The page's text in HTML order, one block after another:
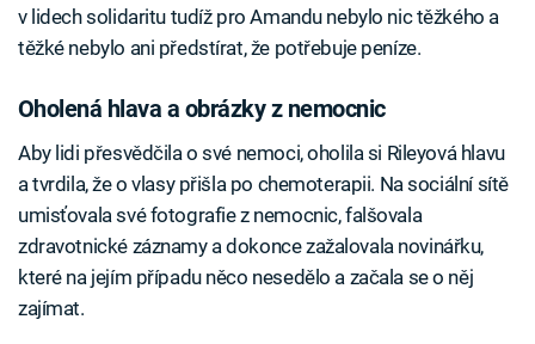
v lidech solidaritu tudíž pro Amandu nebylo nic těžkého a
těžké nebylo ani předstírat, že potřebuje peníze.
Oholená hlava a obrázky z nemocnic
Aby lidi přesvědčila o své nemoci, oholila si Rileyová hlavu
a tvrdila, že o vlasy přišla po chemoterapii. Na sociální sítě
umisťovala své fotografie z nemocnic, falšovala
zdravotnické záznamy a dokonce zažalovala novinářku,
které na jejím případu něco nesedělo a začala se o něj
zajímat.